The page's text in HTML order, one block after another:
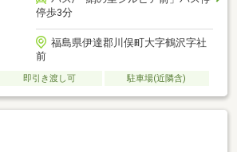
停歩3分
福島県伊達郡川俣町大字鶴沢字社
前
即引き渡し可 駐車場(近隣含)